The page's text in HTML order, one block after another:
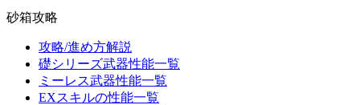
砂箱攻略
攻略/進め方解説
礎シリーズ武器性能一覧
ミーレス武器性能一覧
EXスキルの性能一覧